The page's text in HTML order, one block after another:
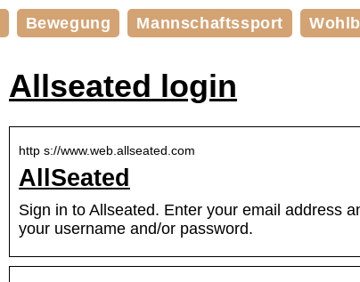
Bewegung Mannschaftssport
Allseated login
http s://www.web.allseated.com
AllSeated
Sign in to Allseated. Enter your email address
your username and/or password.